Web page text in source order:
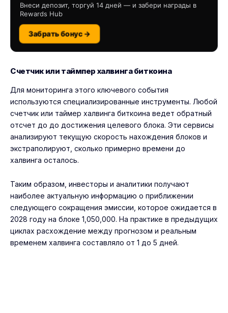
Внеси депозит, торгуй 14 дней — и забери награды в
Rewards Hub
Забрать бонус →
Счетчик или таймпер халвинга биткоина
Для мониторинга этого ключевого события
используются специализированные инструменты. Любой
счетчик или таймер халвинга биткоина ведет обратный
отсчет до до достижения целевого блока. Эти сервисы
анализируют текущую скорость нахождения блоков и
экстраполируют, сколько примерно времени до
халвинга осталось.
Таким образом, инвесторы и аналитики получают
наиболее актуальную информацию о приближении
следующего сокращения эмиссии, которое ожидается в
2028 году на блоке 1,050,000. На практике в предыдущих
циклах расхождение между прогнозом и реальным
временем халвинга составляло от 1 до 5 дней.